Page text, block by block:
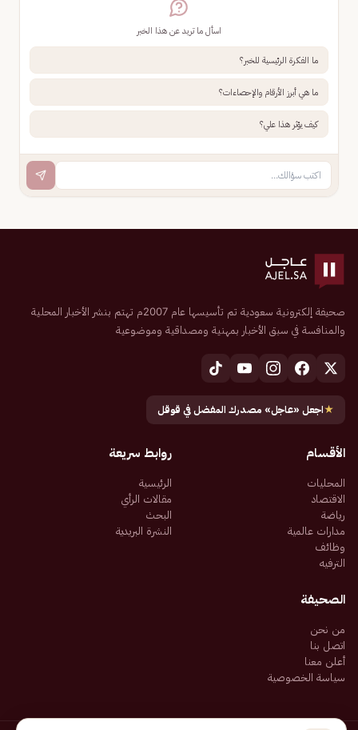
اسأل ما تريد عن هذا الخبر
ما الفكرة الرئيسية للخبر؟
ما هي أبرز الأرقام والإحصاءات؟
كيف يؤثر هذا علي؟
صحيفة إلكترونية سعودية تم تأسيسها عام 2007م تهتم بنشر الأخبار المحلية
والمنافسة في سبق الأخبار بمهنية ومصداقية وموضوعية
★اجعل «عاجل» مصدرك المفضل في قوقل
الأقسام
المحليات
الاقتصاد
رياضة
مدارات عالمية
وظائف
الترفيه
روابط سريعة
الرئيسية
مقالات الرأي
البحث
النشرة البريدية
الصحيفة
من نحن
اتصل بنا
أعلن معنا
سياسة الخصوصية